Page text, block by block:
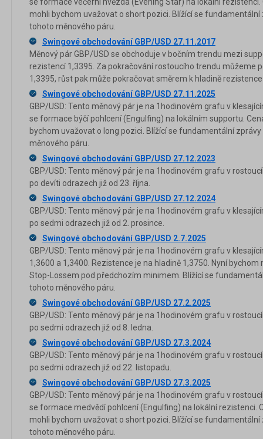
se formace večerní hvězda (Evening Star) na lokální
mohli bychom uvažovat o short pozici. Blížící se fundamentální
tohoto měnového páru.
Swingové obchodování GBP/USD 27.11.2017
Měnový pár GBP/USD se obchoduje v bočním trendu mezi
rezistencí 1,3395. Za pokračování rostoucího trendu můžeme
1,3395, růst pak může pokračovat směrem k hladině
Swingové obchodování GBP/USD 27.11.2025
GBP/USD: Tento měnový pár je na 1hodinovém grafu v
se formace býčí pohlcení (Engulfing) na lokálním supportu.
bychom uvažovat o long pozici. Blížící se fundamentální
měnového páru.
Swingové obchodování GBP/USD 27.12.2023
GBP/USD: Tento měnový pár je na 1hodinovém grafu v
po devíti odrazech již od 23. října.
Swingové obchodování GBP/USD 27.12.2024
GBP/USD: Tento měnový pár je na 1hodinovém grafu v
po sedmi odrazech již od 2. prosince.
Swingové obchodování GBP/USD 2.7.2025
GBP/USD: Tento měnový pár je na 1hodinovém grafu v
1,3600 a 1,3400. Rezistence je na hladině 1,3750. Nyní
Stop-Lossem pod předchozím minimem. Blížící se
tohoto měnového páru.
Swingové obchodování GBP/USD 27.2.2025
GBP/USD: Tento měnový pár je na 1hodinovém grafu v
po sedmi odrazech již od 8. ledna.
Swingové obchodování GBP/USD 27.3.2024
GBP/USD: Tento měnový pár je na 1hodinovém grafu v
po sedmi odrazech již od 22. listopadu.
Swingové obchodování GBP/USD 27.3.2025
GBP/USD: Tento měnový pár je na 1hodinovém grafu v
se formace medvědí pohlcení (Engulfing) na lokální rezistenci.
mohli bychom uvažovat o short pozici. Blížící se fundamentální
tohoto měnového páru.